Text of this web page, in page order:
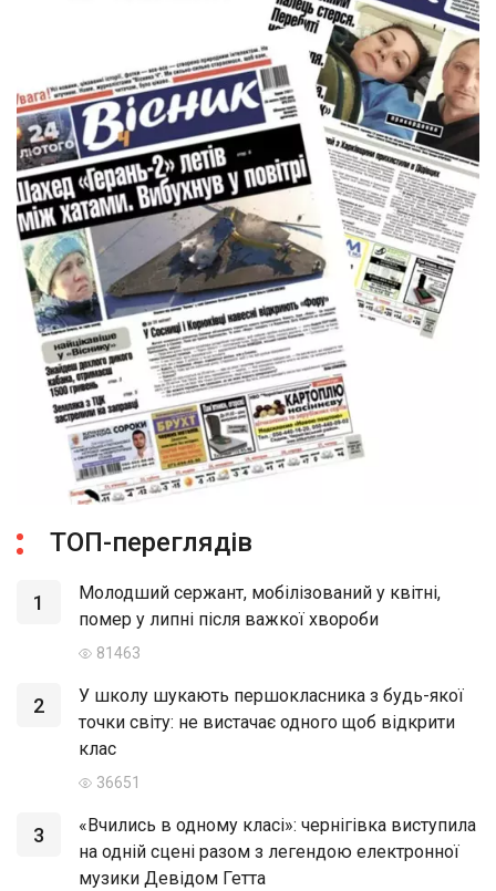
ТОП-переглядів
1
Молодший сержант, мобілізований у квітні,
помер у липні після важкої хвороби
81463
2
У школу шукають першокласника з будь-якої
точки світу: не вистачає одного щоб відкрити
клас
36651
3
«Вчились в одному класі»: чернігівка виступила
на одній сцені разом з легендою електронної
музики Девідом Гетта